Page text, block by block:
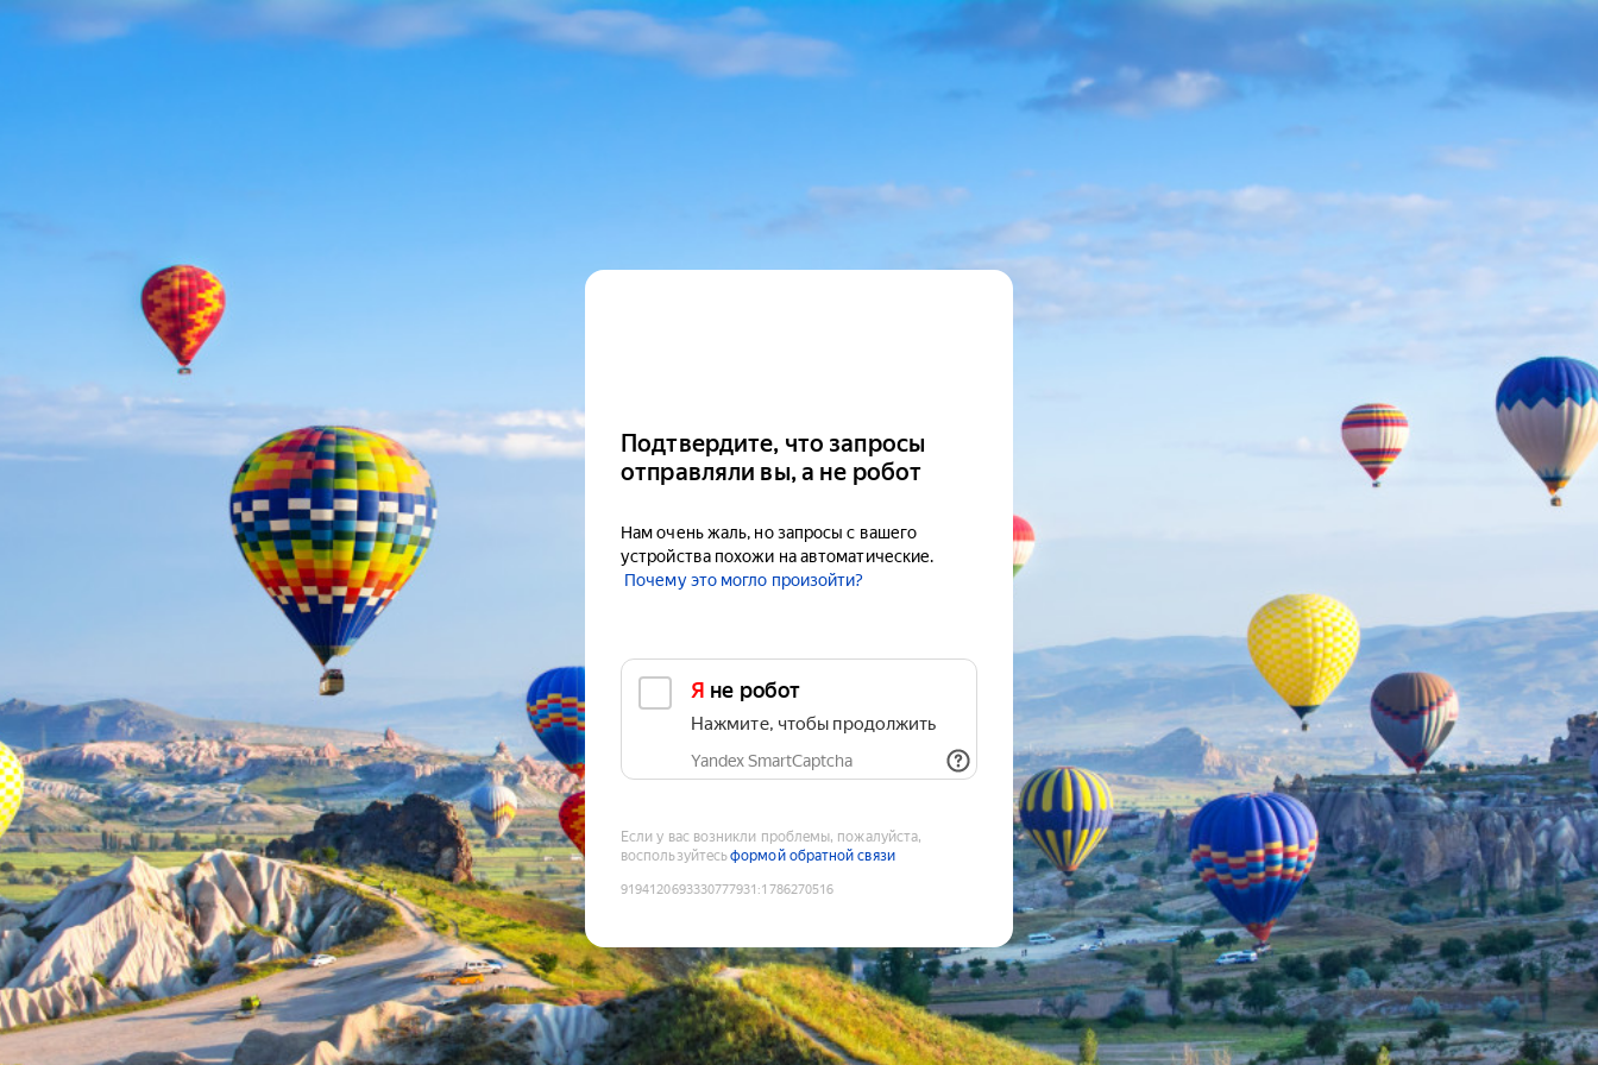
Подтвердите, что запросы
отправляли вы, а не робот
Нам очень жаль, но запросы с вашего
устройства похожи на автоматические.
Почему это могло произойти?
Я не робот
Нажмите, чтобы продолжить
Yandex SmartCaptcha
Если у вас возникли проблемы, пожалуйста,
воспользуйтесьформой обратной связи
9194120693330777931 :1786270516